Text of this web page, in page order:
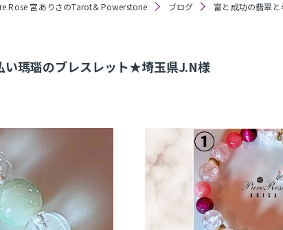
Rose 宮ありさのTarot＆Powerstone ブログ 富と成功の翡翠
い瑪瑙のブレスレット★埼玉県J.N様